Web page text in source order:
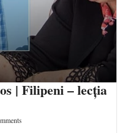
| Filipeni – lecția